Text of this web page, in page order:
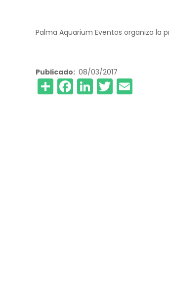
Palma Aquarium Eventos organiza la
Publicado 08/03/2017
ShareFacebook
LinkedIn
Twitter